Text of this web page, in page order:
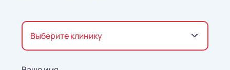
Выберите клинику